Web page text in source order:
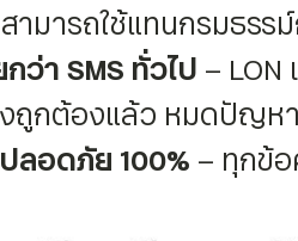
มารถใช้แทนกรมธรรม์
ว่า SMS ทั่วไป –
ถูกต้องแล้ว หมดปัญห
ลอดภัย 100% – ทุกข้